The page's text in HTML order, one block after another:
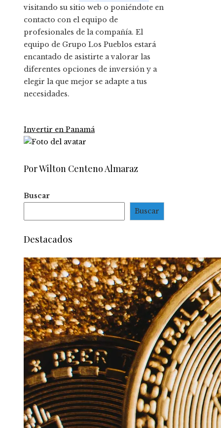
visitando su sitio web o poniéndote en
contacto con el equipo de
profesionales de la compañía. El
equipo de Grupo Los Pueblos estará
encantado de asistirte a valorar las
diferentes opciones de inversión y a
elegir la que mejor se adapte a tus
necesidades.
Invertir en Panamá
Por Wilton Centeno Almaraz
Buscar
Buscar
Destacados